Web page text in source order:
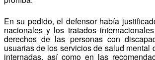
En su pedido, el defensor había
nacionales y los tratados
derechos de las personas con
usuarias de los servicios de salud mental
internadas, así como en las